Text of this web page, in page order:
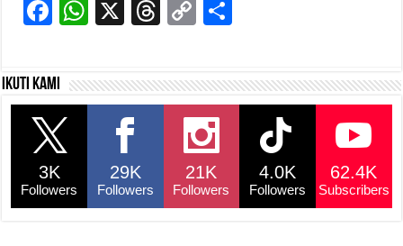
F
c
e
b
o
o
k
W
s
p
X
T
a
C
y
Li
n
k
e
Ikuti kami
3K
Followers
29K
Followers
21K
Followers
4.0K
Followers
62.4K
Subscribers